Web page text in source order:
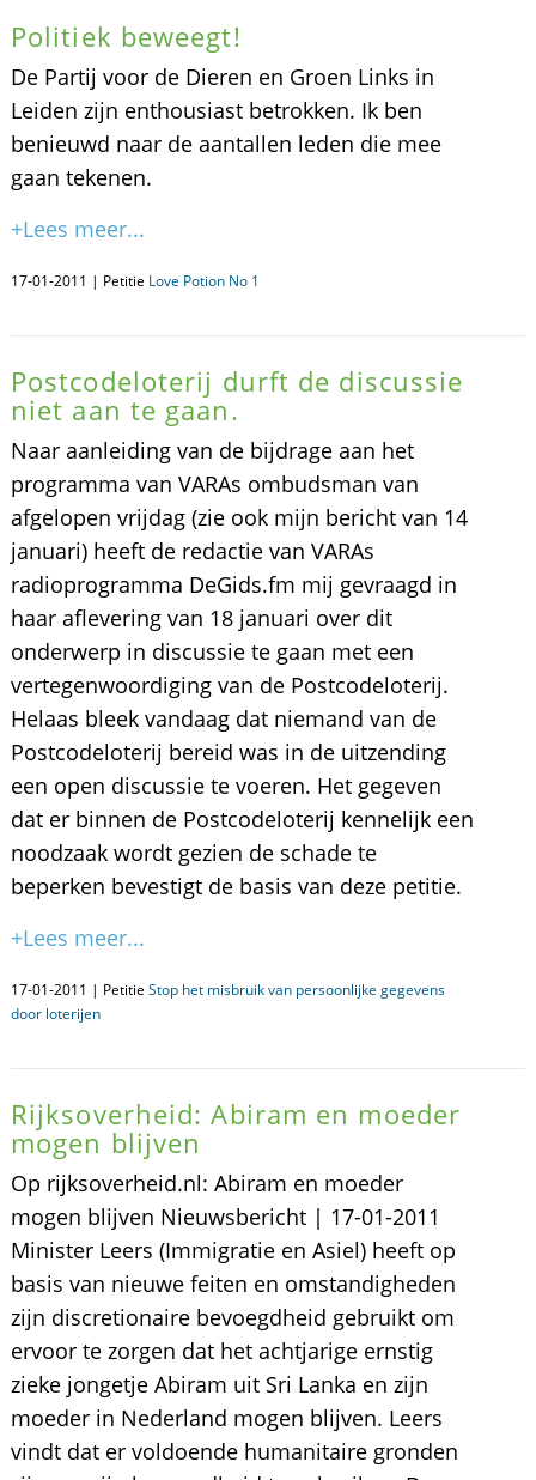
Politiek beweegt!
De Partij voor de Dieren en Groen Links in
Leiden zijn enthousiast betrokken. Ik ben
benieuwd naar de aantallen leden die mee
gaan tekenen.
+Lees meer...
17-01-2011 | Petitie Love Potion No 1
Postcodeloterij durft de discussie
niet aan te gaan.
Naar aanleiding van de bijdrage aan het
programma van VARAs ombudsman van
afgelopen vrijdag (zie ook mijn bericht van 14
januari) heeft de redactie van VARAs
radioprogramma DeGids.fm mij gevraagd in
haar aflevering van 18 januari over dit
onderwerp in discussie te gaan met een
vertegenwoordiging van de Postcodeloterij.
Helaas bleek vandaag dat niemand van de
Postcodeloterij bereid was in de uitzending
een open discussie te voeren. Het gegeven
dat er binnen de Postcodeloterij kennelijk een
noodzaak wordt gezien de schade te
beperken bevestigt de basis van deze petitie.
+Lees meer...
17-01-2011 | Petitie Stop het misbruik van persoonlijke gegevens
door loterijen
Rijksoverheid: Abiram en moeder
mogen blijven
Op rijksoverheid.nl: Abiram en moeder
mogen blijven Nieuwsbericht | 17-01-2011
Minister Leers (Immigratie en Asiel) heeft op
basis van nieuwe feiten en omstandigheden
zijn discretionaire bevoegdheid gebruikt om
ervoor te zorgen dat het achtjarige ernstig
zieke jongetje Abiram uit Sri Lanka en zijn
moeder in Nederland mogen blijven. Leers
vindt dat er voldoende humanitaire gronden